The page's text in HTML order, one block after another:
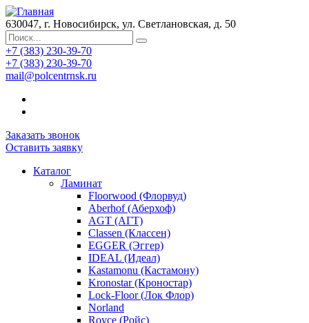
630047, г. Новосибирск, ул. Светлановская, д. 50
+7 (383) 230-39-70
+7 (383) 230-39-70
mail@polcentrnsk.ru
Заказать звонок
Оставить заявку
Каталог
Ламинат
Floorwood (Флорвуд)
Aberhof (Аберхоф)
AGT (АГТ)
Classen (Классен)
EGGER (Эггер)
IDEAL (Идеал)
Kastamonu (Кастамону)
Kronostar (Кроностар)
Lock-Floor (Лок Флор)
Norland
Royce (Ройс)